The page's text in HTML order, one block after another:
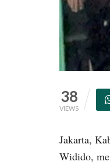
38
VIEWS
Jakarta,
Widido,